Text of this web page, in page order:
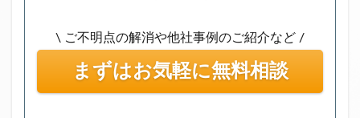
\ ご不明点の解消や他社事例のご紹介など /
まずはお気軽に無料相談